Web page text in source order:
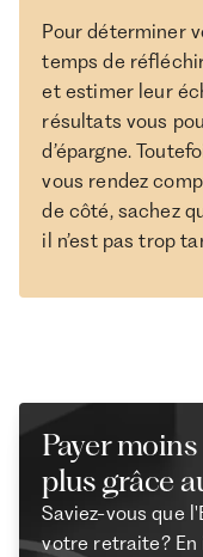
Pour déterminer
temps de
et estimer leur
résultats vous
d’épargne.
vous rendez
de côté, sachez
il n’est pas trop
Payer
plus grâce
Saviez-vous que
votre retraite?